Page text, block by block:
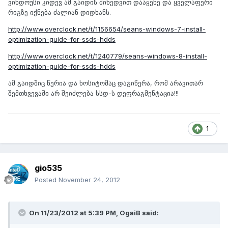
ვინდოუსი კიდევ ამ გაიდის მიხედვით დააყენე და ყველაფერი
რიგზე იქნება ძალიან დიდხანს.
http://www.overclock.net/t/1156654/seans-windows-7-install-
optimization-guide-for-ssds-hdds
http://www.overclock.net/t/1240779/seans-windows-8-install-
optimization-guide-for-ssds-hdds
ამ გაიდშიც წერია და ხოსიტომაც დაგიწერა, რომ არავითარ
შემთხვევაში არ შეიძლება სსდ-ს დეფრაგმენტაცია!!!
1
gio535
Posted November 24, 2012
On 11/23/2012 at 5:39 PM, OgaiB said: